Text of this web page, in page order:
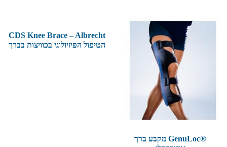
®GenuLoc מקבע ברך
CDS Knee Brace – Albrecht
הטיפול הפיזיולוגי בכוויצות בברך